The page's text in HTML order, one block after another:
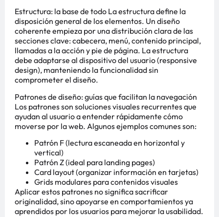
Estructura: la base de todo La estructura define la
disposición general de los elementos. Un diseño
coherente empieza por una distribución clara de las
secciones clave: cabecera, menú, contenido principal,
llamadas a la acción y pie de página. La estructura
debe adaptarse al dispositivo del usuario (responsive
design), manteniendo la funcionalidad sin
comprometer el diseño.
Patrones de diseño: guías que facilitan la navegación
Los patrones son soluciones visuales recurrentes que
ayudan al usuario a entender rápidamente cómo
moverse por la web. Algunos ejemplos comunes son:
Patrón F (lectura escaneada en horizontal y
vertical)
Patrón Z (ideal para landing pages)
Card layout (organizar información en tarjetas)
Grids modulares para contenidos visuales
Aplicar estos patrones no significa sacrificar
originalidad, sino apoyarse en comportamientos ya
aprendidos por los usuarios para mejorar la usabilidad.